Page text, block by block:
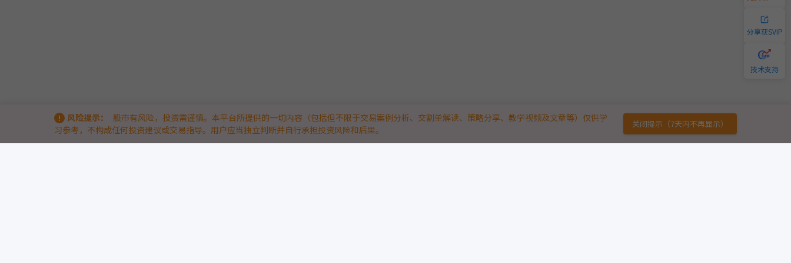
分享获SVIP
技术支持
风险提示：
股市有风险，投资需谨慎。本平台所提供的一切内容（包括但不限于交易案例分析、交割单解读、策略分享、教学视频及文章等）仅供学
习参考，不构成任何投资建议或交易指导。用户应当独立判断并自行承担投资风险和后果。
关闭提示（7天内不再显示）